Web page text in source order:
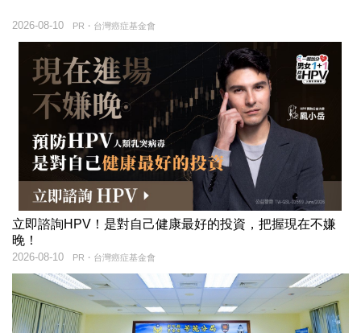
PR・台灣癌症基金會
2026-08-10
立即諮詢HPV！是對自己健康最好的投資，把握現在不嫌
晚！
PR・台灣癌症基金會
2026-08-10